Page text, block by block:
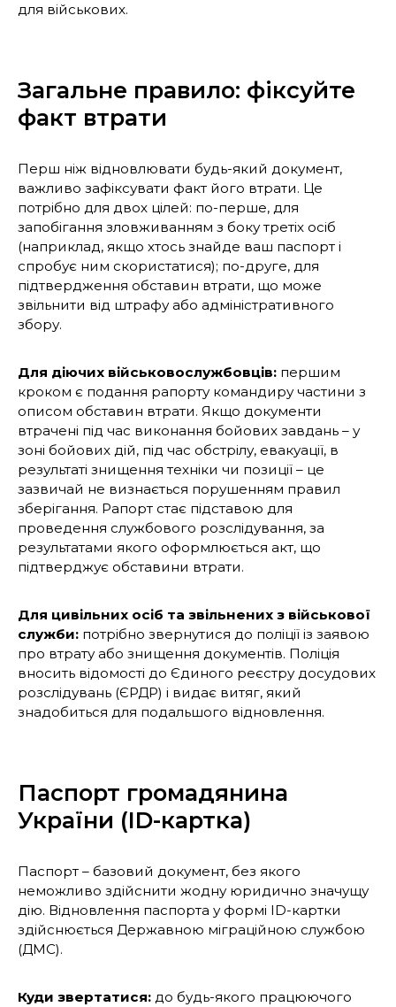
для військових.
Загальне правило: фіксуйте
факт втрати
Перш ніж відновлювати будь-який документ,
важливо зафіксувати факт його втрати. Це
потрібно для двох цілей: по-перше, для
запобігання зловживанням з боку третіх осіб
(наприклад, якщо хтось знайде ваш паспорт і
спробує ним скористатися); по-друге, для
підтвердження обставин втрати, що може
звільнити від штрафу або адміністративного
збору.
Для діючих військовослужбовців: першим
кроком є подання рапорту командиру частини з
описом обставин втрати. Якщо документи
втрачені під час виконання бойових завдань – у
зоні бойових дій, під час обстрілу, евакуації, в
результаті знищення техніки чи позиції – це
зазвичай не визнається порушенням правил
зберігання. Рапорт стає підставою для
проведення службового розслідування, за
результатами якого оформлюється акт, що
підтверджує обставини втрати.
Для цивільних осіб та звільнених з військової
служби: потрібно звернутися до поліції із заявою
про втрату або знищення документів. Поліція
вносить відомості до Єдиного реєстру досудових
розслідувань (ЄРДР) і видає витяг, який
знадобиться для подальшого відновлення.
Паспорт громадянина
України (ID-картка)
Паспорт – базовий документ, без якого
неможливо здійснити жодну юридично значущу
дію. Відновлення паспорта у формі ID-картки
здійснюється Державною міграційною службою
(ДМС).
Куди звертатися: до будь-якого працюючого